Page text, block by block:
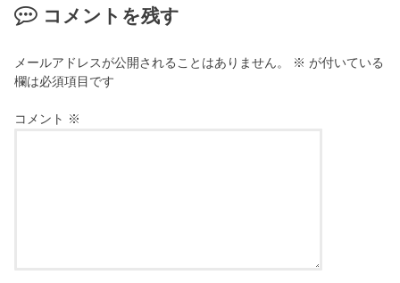
コメントを残す
メールアドレスが公開されることはありません。 ※ が付いている
欄は必須項目です
コメント ※